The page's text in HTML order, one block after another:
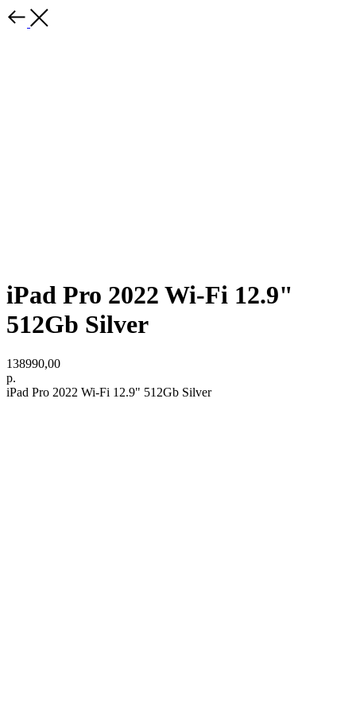
iPad Pro 2022 Wi-Fi 12.9"
512Gb Silver
138990,00
р.
iPad Pro 2022 Wi-Fi 12.9" 512Gb Silver